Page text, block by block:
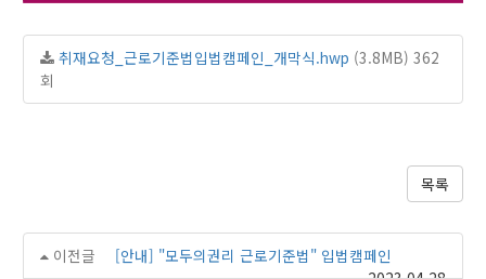
취재요청_근로기준법입법캠페인_개막식.hwp (3.8MB) 362
회
목록
이전글
[안내] "모두의권리 근로기준법" 입법캠페인